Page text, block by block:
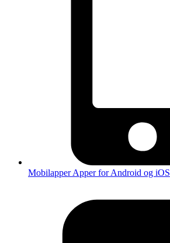
MobilapperApper for Android og iOS